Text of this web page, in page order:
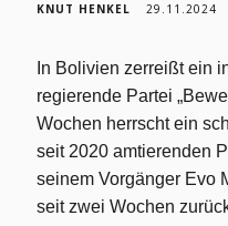
KNUT HENKEL 29.11.2024
In Bolivien zerreißt ein
regierende Partei
Wochen herrscht ein
seit 2020 amtierenden
seinem Vorgänger Evo
seit zwei Wochen